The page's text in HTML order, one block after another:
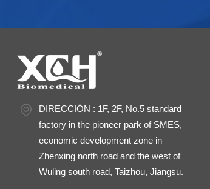
DIRECCIÓN : 1F, 2F, No.5 standard
factory in the pioneer park of SMES,
economic development zone in
Zhenxing north road and the west of
Wuling south road, Taizhou, Jiangsu.